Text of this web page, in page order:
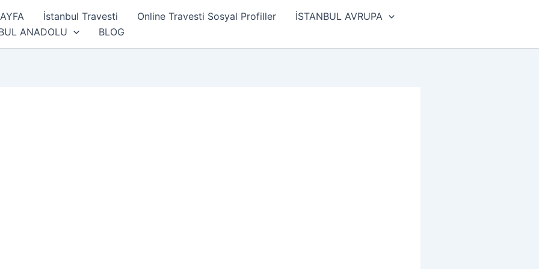
İstanbul Travesti Online Travesti Sosyal Profiller
İSTANBUL AVRUPA
ANADOLU
BLOG